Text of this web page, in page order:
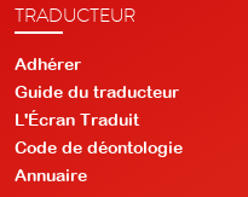
TRADUCTEUR
Adhérer
Guide du traducteur
L'Écran Traduit
Code de déontologie
Annuaire